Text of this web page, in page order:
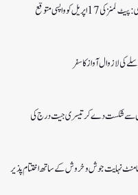
کو واپسی متوقع
کی لازوال آواز کا سفر
نہایت جوش و خروش کے ساتھ اختتام پذیر